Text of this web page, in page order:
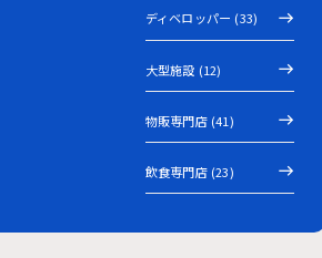
ディベロッパー (33)
大型施設 (12)
物販専門店 (41)
飲食専門店 (23)